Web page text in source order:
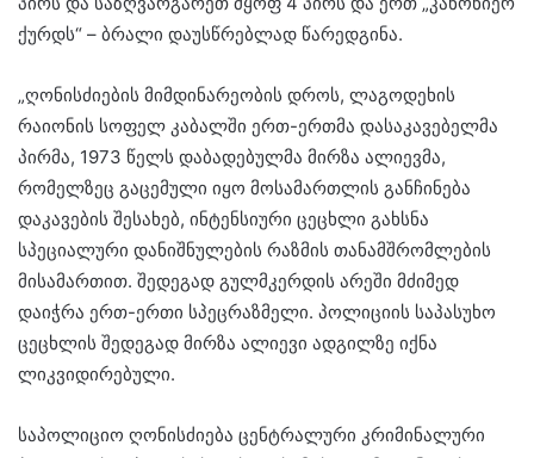
ქურდს“ – ბრალი დაუსწრებლად წარედგინა.
„ღონისძიების მიმდინარეობის დროს, ლაგოდეხის
რაიონის სოფელ კაბალში ერთ-ერთმა დასაკავებელმა
პირმა, 1973 წელს დაბადებულმა მირზა ალიევმა,
რომელზეც გაცემული იყო მოსამართლის განჩინება
დაკავების შესახებ, ინტენსიური ცეცხლი გახსნა
სპეციალური დანიშნულების რაზმის თანამშრომლების
მისამართით. შედეგად გულმკერდის არეში მძიმედ
დაიჭრა ერთ-ერთი სპეცრაზმელი. პოლიციის საპასუხო
ცეცხლის შედეგად მირზა ალიევი ადგილზე იქნა
ლიკვიდირებული.
საპოლიციო ღონისძიება ცენტრალური კრიმინალური